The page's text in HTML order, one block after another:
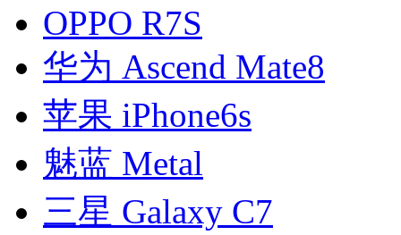
OPPO R7S
华为 Ascend Mate8
苹果 iPhone6s
魅蓝 Metal
三星 Galaxy C7